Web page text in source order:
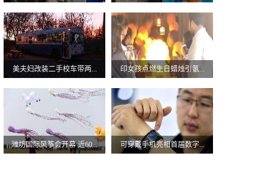
美夫妇改装二手校车带两... 印女孩点燃生日蜡烛引氢...
潍坊国际风筝会开幕 近60... 可穿戴手机亮相首届数字...